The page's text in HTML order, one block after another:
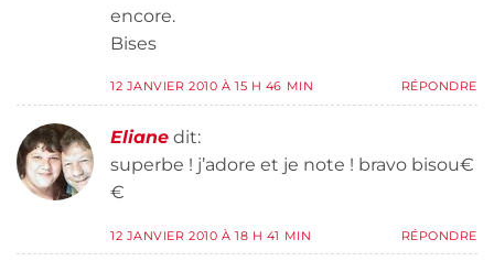
encore.
Bises
12 JANVIER 2010 À 15 H 46 MIN RÉPONDRE
Eliane dit:
superbe ! j’adore et je note ! bravo bisou€
€
12 JANVIER 2010 À 18 H 41 MIN RÉPONDRE